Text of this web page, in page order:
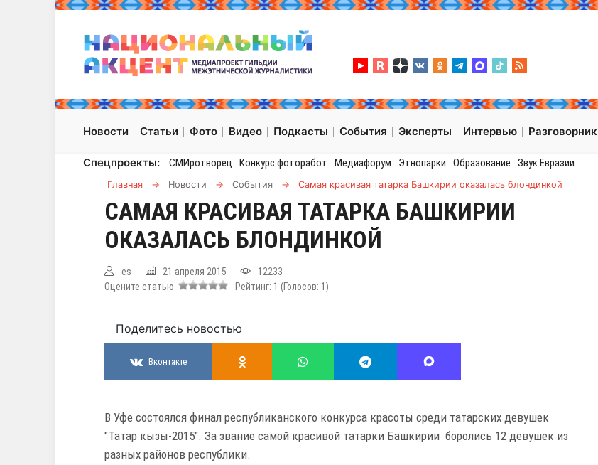
Новости Статьи Фото Видео Подкасты События Эксперты Интервью Разговорник
Спецпроекты: СМИротворец Конкурс фоторабот Медиафорум Этнопарки Образование Звук Евразии
Главная → Новости → События → Самая красивая татарка Башкирии оказалась блондинкой
САМАЯ КРАСИВАЯ ТАТАРКА БАШКИРИИ
ОКАЗАЛАСЬ БЛОНДИНКОЙ
es 21 апреля 2015
12233
Оцените статью
Рейтинг: 1 (Голосов: 1 )
Поделитесь новостью
Вконтакте
В Уфе состоялся финал республиканского конкурса красоты среди татарских девушек
"Татар кызы-2015". За звание самой красивой татарки Башкирии боролись 12 девушек из
разных районов республики.